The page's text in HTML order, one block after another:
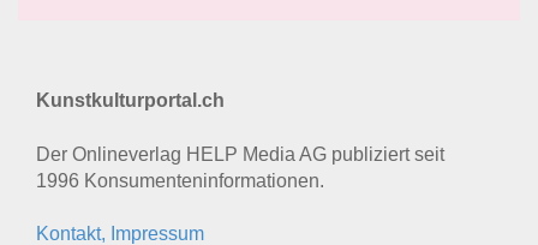
Kunstkulturportal.ch
Der Onlineverlag HELP Media AG publiziert seit
1996 Konsumenten­informationen.
Kontakt, Impressum